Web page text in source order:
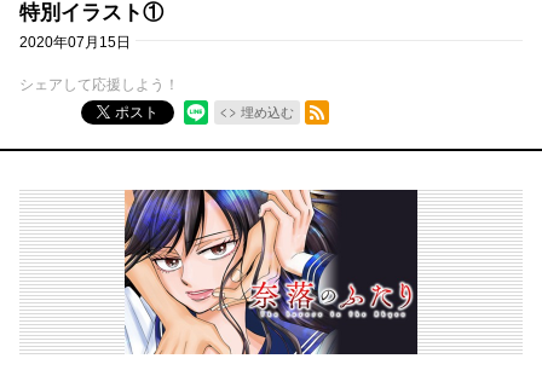
特別イラスト①
2020年07月15日
シェアして応援しよう！
ポスト
埋め込む
RSSフィード